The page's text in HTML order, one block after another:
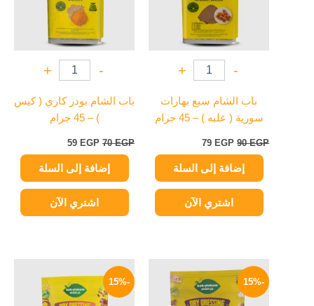
-
+
باب الشام سبع بهارات
سورية ( علبه ) – 45 جرام
90EGP
79 EGP
إضافة إلى السلة
اشتري الآن
-
+
باب الشام بودر كاري ( كيس
) – 45 جرام
70EGP
59 EGP
إضافة إلى السلة
اشتري الآن
-15%
الأصلي
20 EGP.
الحالي
هو:
17 EGP.
-15%
الأصلي
هو:
20 EGP.
الحالي
هو:
17 EGP.